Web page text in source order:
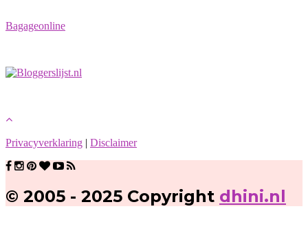
Bagageonline
Privacyverklaring | Disclaimer
© 2005 - 2025 Copyright dhini.nl